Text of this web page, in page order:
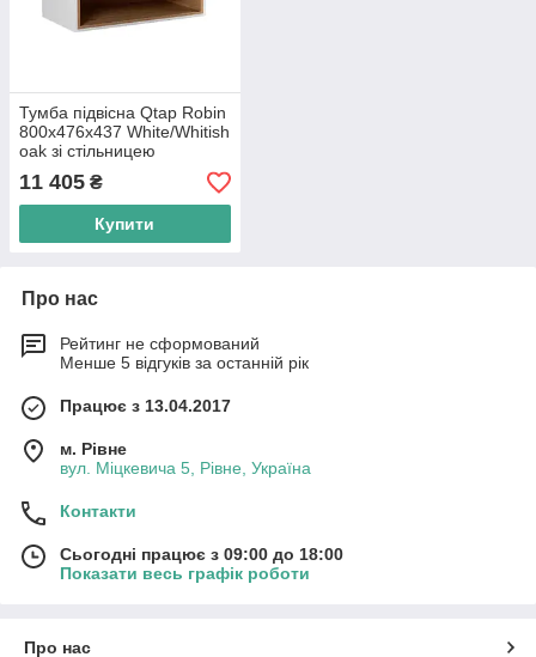
Тумба підвісна Qtap Robin
800х476х437 White/Whitish
oak зі стільницею
QT1379TPН8001WWO
11 405 ₴
Купити
Про нас
Рейтинг не сформований
Менше 5 відгуків за останній рік
Працює з 13.04.2017
м. Рівне
вул. Міцкевича 5, Рівне, Україна
Контакти
Сьогодні працює з 09:00 до 18:00
Показати весь графік роботи
Про нас